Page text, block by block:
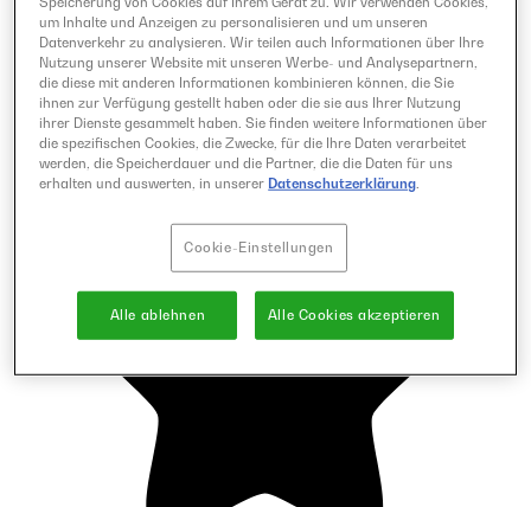
um Inhalte und Anzeigen zu personalisieren und um unseren
Datenverkehr zu analysieren. Wir teilen auch Informationen über Ihre
Nutzung unserer Website mit unseren Werbe- und Analysepartnern,
die diese mit anderen Informationen kombinieren können, die Sie
ihnen zur Verfügung gestellt haben oder die sie aus Ihrer Nutzung
ihrer Dienste gesammelt haben. Sie finden weitere Informationen über
die spezifischen Cookies, die Zwecke, für die Ihre Daten verarbeitet
werden, die Speicherdauer und die Partner, die die Daten für uns
erhalten und auswerten, in unserer Datenschutzerklärung.
Cookie-Einstellungen
Alle ablehnen Alle Cookies akzeptieren